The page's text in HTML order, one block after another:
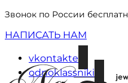
Звонок по России
НАПИСАТЬ НАМ
vkontakte
odnoklassniki